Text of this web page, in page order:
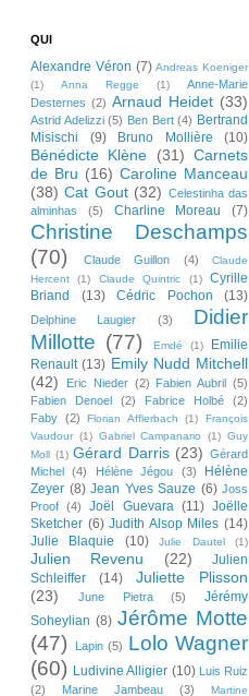
QUI
Alexandre Véron (7) Andreas Koeniger
(1)
Anna Regge (1)
Anne-Marie
Desternes (2) Arnaud Heidet (33)
Astrid Adelizzi (5) Ben Bert (4) Bertrand
Misischi
(9) Bruno Mollière (10)
Bénédicte Klène (31) Carnets
de Bru (16) Caroline Manceau
(38) Cat Gout (32) Celestinha das
alminhas
(5) Charline Moreau (7)
Christine Deschamps
(70)
Claude Guillon (4)
Claude
Hercent
(1) Claude Quintric (1)
Cyrille
Briand
(13) Cédric Pochon (13)
Delphine Laugier (3)
Didier
Millotte (77) Emdé (1)
Emilie
Renault (13) Emily Nudd Mitchell
(42)
Eric Nieder (2) Fabien Aubril (5)
Fabien Denoel
(2) Fabrice Holbé
(2)
Faby (2) Florian Afflerbach (1)
François
Vaudour (1) Gabriel Campanario (1) Guy
Moll (1) Gérard Darris (23) Gérard
Michel
(4) Hélène Jégou (3)
Hélène
Zeyer (8) Jean Yves Sauze (6) Joss
Proof
(4) Joël Guevara (11) Joëlle
Sketcher (6) Judith Alsop Miles (14)
Julie Blaquie
(10) Julie Dautel (1)
Julien Revenu (22)
Julien
Schleiffer
(14)
Juliette Plisson
(23)
June Pietra (5)
Jérémy
Soheylian (8) Jérôme Motte
(47)
Lapin (5) Lolo Wagner
(60) Ludivine Alligier (10) Luis Ruiz
(2)
Marine Jambeau (3) Martine